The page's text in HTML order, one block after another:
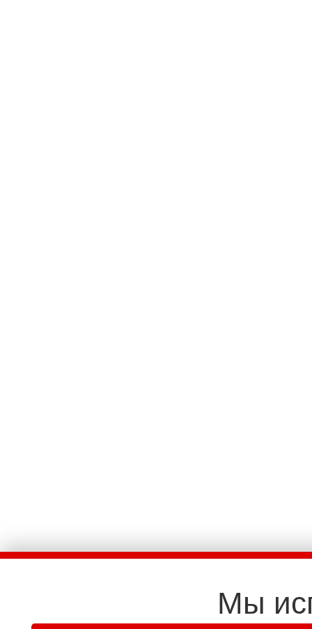
Мы